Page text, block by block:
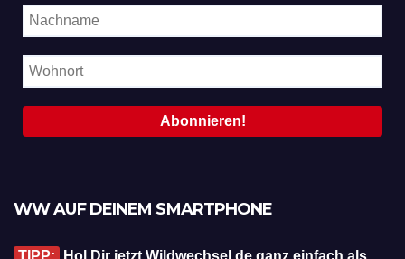
WW AUF DEINEM SMARTPHONE